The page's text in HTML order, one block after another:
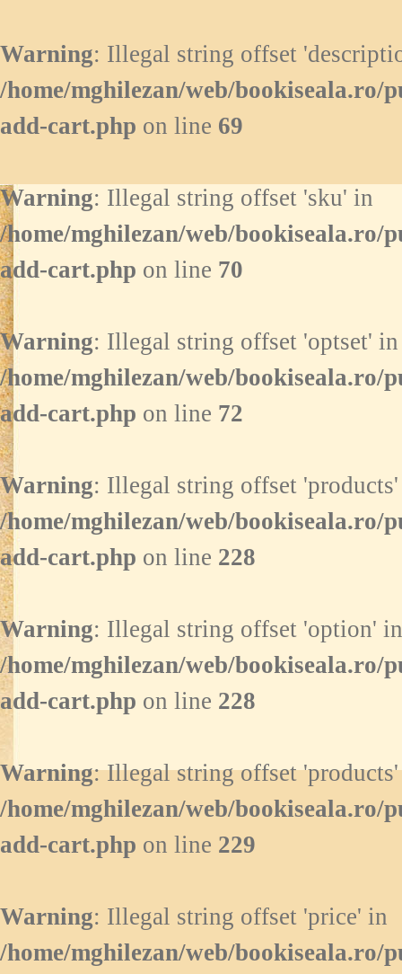
Warning: Illegal string offset
/home/mghilezan/web/bookiseala.ro/
add-cart.php on line 69
Warning: Illegal string offset 'sku' in
/home/mghilezan/web/bookiseala.ro/
add-cart.php on line 70
Warning: Illegal string offset 'optset' in
/home/mghilezan/web/bookiseala.ro/
add-cart.php on line 72
Warning: Illegal string offset
/home/mghilezan/web/bookiseala.ro/
add-cart.php on line 228
Warning: Illegal string offset 'option' in
/home/mghilezan/web/bookiseala.ro/
add-cart.php on line 228
Warning: Illegal string offset
/home/mghilezan/web/bookiseala.ro/
add-cart.php on line 229
Warning: Illegal string offset 'price' in
/home/mghilezan/web/bookiseala.ro/